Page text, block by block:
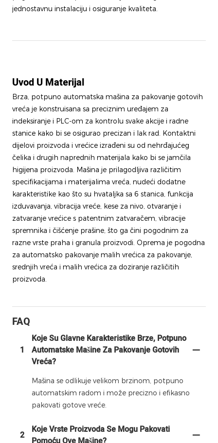
jednostavnu instalaciju i osiguranje kvaliteta.
Uvod U Materijal
Brza, potpuno automatska mašina za pakovanje gotovih
vreća je konstruisana sa preciznim uređajem za
indeksiranje i PLC-om za kontrolu svake akcije i radne
stanice kako bi se osigurao precizan i lak rad. Kontaktni
dijelovi proizvoda i vrećice izrađeni su od nehrđajućeg
čelika i drugih naprednih materijala kako bi se jamčila
higijena proizvoda. Mašina je prilagodljiva različitim
specifikacijama i materijalima vreća, nudeći dodatne
karakteristike kao što su hvataljka sa 6 stanica, funkcija
izduvavanja, vibracija vreće, kese za nivo, otvaranje i
zatvaranje vrećice s patentnim zatvaračem, vibracije
spremnika i čišćenje prašine, što ga čini pogodnim za
razne vrste praha i granula proizvodi. Oprema je pogodna
za automatsko pakovanje malih vrećica za pakovanje,
srednjih vreća i malih vrećica za doziranje različitih
proizvoda.
FAQ
1
Koje Su Glavne Karakteristike Brze, Potpuno
Automatske Mašine Za Pakovanje Gotovih
Vreća?
Mašina se odlikuje velikom brzinom, potpuno
automatskim radom i može precizno i ​​efikasno
pakovati gotove vreće.
2
Koje Vrste Proizvoda Se Mogu Pakovati